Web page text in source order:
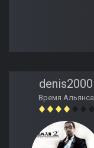
denis2000
Время Альянса